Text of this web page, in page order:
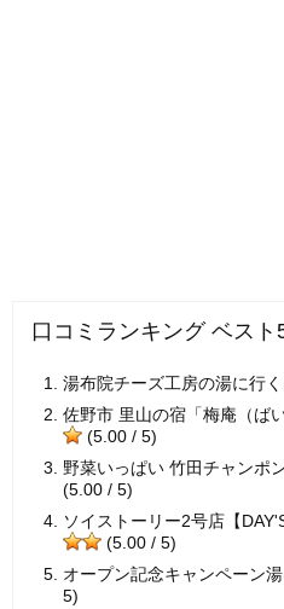
口コミランキング ベスト
湯布院チーズ工房の湯に行く
佐野市 里山の宿「梅庵（ば
(5.00 / 5)
野菜いっぱい 竹田チャンポ
(5.00 / 5)
ソイストーリー2号店【
(5.00 / 5)
オープン記念キャンペーン
5)